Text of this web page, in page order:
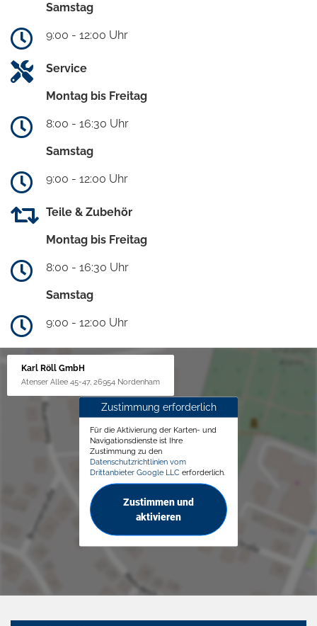
Samstag
9:00 - 12:00 Uhr
Service
Montag bis Freitag
8:00 - 16:30 Uhr
Samstag
9:00 - 12:00 Uhr
Teile & Zubehör
Montag bis Freitag
8:00 - 16:30 Uhr
Samstag
9:00 - 12:00 Uhr
Karl Röll GmbH
Atenser Allee 45-47, 26954 Nordenham
Zustimmung erforderlich
Für die Aktivierung der Karten- und
Navigationsdienste ist Ihre
Zustimmung zu den
Datenschutzrichtlinien vom
Drittanbieter Google LLC erforderlich.
Zustimmen und
aktivieren